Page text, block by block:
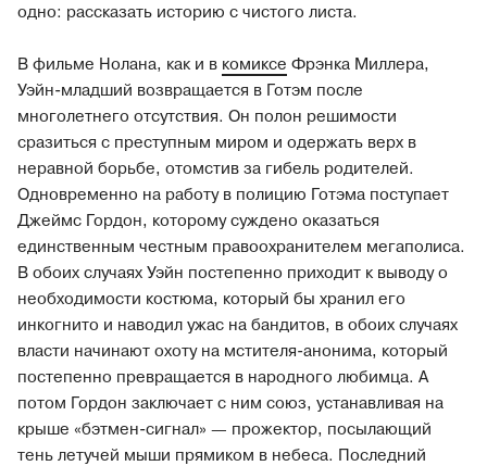
одно: рассказать историю с чистого листа.
В фильме Нолана, как и в комиксе Фрэнка Миллера,
Уэйн-младший возвращается в Готэм после
многолетнего отсутствия. Он полон решимости
сразиться с преступным миром и одержать верх в
неравной борьбе, отомстив за гибель родителей.
Одновременно на работу в полицию Готэма поступает
Джеймс Гордон, которому суждено оказаться
единственным честным правоохранителем мегаполиса.
В обоих случаях Уэйн постепенно приходит к выводу о
необходимости костюма, который бы хранил его
инкогнито и наводил ужас на бандитов, в обоих случаях
власти начинают охоту на мстителя-анонима, который
постепенно превращается в народного любимца. А
потом Гордон заключает с ним союз, устанавливая на
крыше «бэтмен-сигнал» — прожектор, посылающий
тень летучей мыши прямиком в небеса. Последний